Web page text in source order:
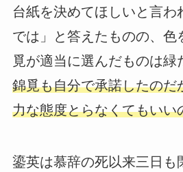
台紙を決めてほしいと言わ
では」と答えたものの、色
覓が適当に選んだものは
錦覓も自分で承諾したのだ
力な態度とらなくてもいい
鎏英は慕辞の死以来三日も